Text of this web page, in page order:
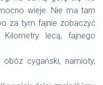
wieje. Nie ma tam
za tym fajnie zobaczyć
lecą, fajnego
cygański, namioty,